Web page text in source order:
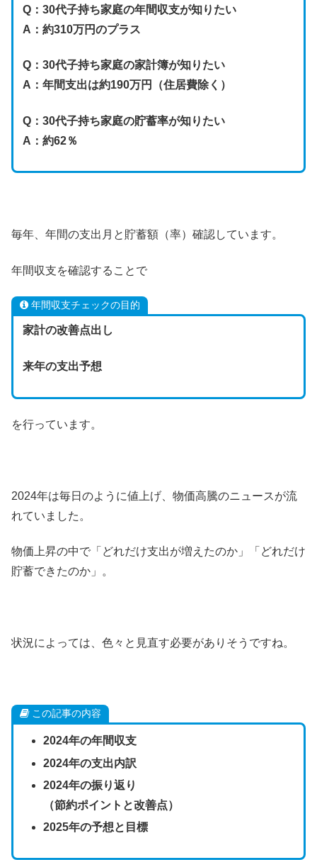
Q： 30代子持ち家庭の年間収支が知りたい
A：約310万円のプラス
Q： 30代子持ち家庭の家計簿が知りたい
A：年間支出は約190万円（住居費除く）
Q： 30代子持ち家庭の貯蓄率が知りたい
A：約62％
毎年、年間の支出月と貯蓄額（率）確認しています。
年間収支を確認することで
年間収支チェックの目的
家計の改善点出 し
来年の支出予想
を行っています。
2024年は毎日のように値上げ、物価高騰のニュースが流
れていました。
物価上昇の中で「どれだけ支出が増えたのか」「どれだけ
貯蓄できたのか」。
状況によっては、色々と見直す必要がありそうですね。
この記事の内容
2024年の年間収支
2024年の支出内訳
2024年の振り返り
（節約ポイントと改善点）
2025年の予想と目標